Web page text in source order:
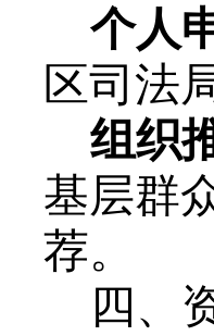
个人
区司法
组织
基层群
荐。
四、